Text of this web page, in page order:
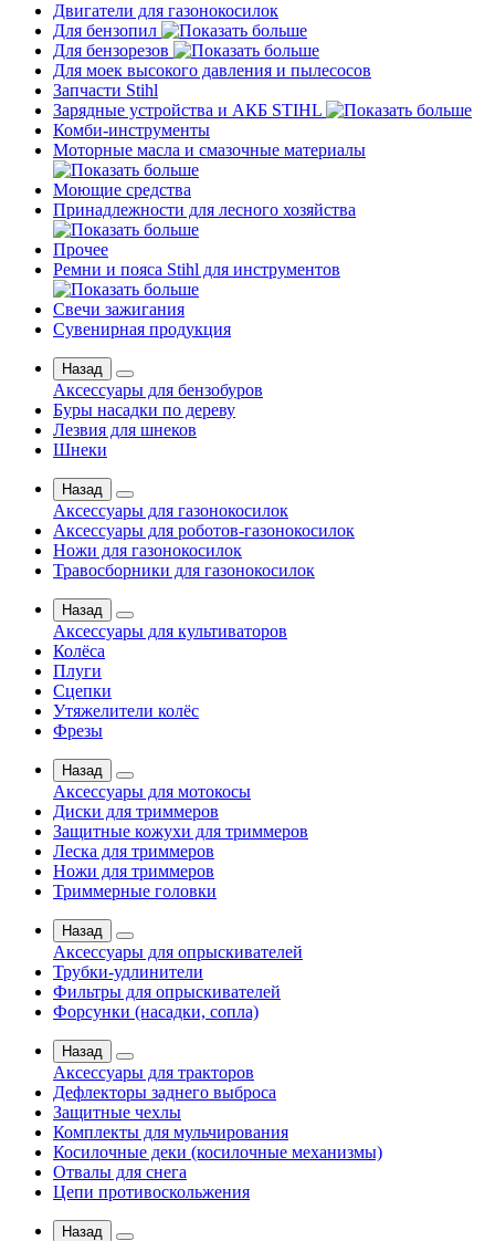
Двигатели для газонокосилок
Для бензопил
Для бензорезов
Для моек высокого давления и пылесосов
Запчасти Stihl
Зарядные устройства и АКБ STIHL
Комби-инструменты
Моторные масла и смазочные материалы
Моющие средства
Принадлежности для лесного хозяйства
Прочее
Ремни и пояса Stihl для инструментов
Свечи зажигания
Сувенирная продукция
Назад
Аксессуары для бензобуров
Буры насадки по дереву
Лезвия для шнеков
Шнеки
Назад
Аксессуары для газонокосилок
Аксессуары для роботов-газонокосилок
Ножи для газонокосилок
Травосборники для газонокосилок
Назад
Аксессуары для культиваторов
Колёса
Плуги
Сцепки
Утяжелители колёс
Фрезы
Назад
Аксессуары для мотокосы
Диски для триммеров
Защитные кожухи для триммеров
Леска для триммеров
Ножи для триммеров
Триммерные головки
Назад
Аксессуары для опрыскивателей
Трубки-удлинители
Фильтры для опрыскивателей
Форсунки (насадки, сопла)
Назад
Аксессуары для тракторов
Дефлекторы заднего выброса
Защитные чехлы
Комплекты для мульчирования
Косилочные деки (косилочные механизмы)
Отвалы для снега
Цепи противоскольжения
Назад